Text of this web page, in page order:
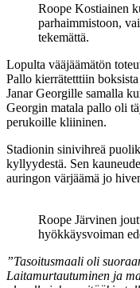
Roope Kostiainen
parhaimmistoon,
tekemättä.
Lopulta vääjäämätön
Pallo kierrätetttiin
Janar Georgille samalla
Georgin matala pallo oli
perukoille kliininen.
Stadionin sinivihreä
kyllyydestä. Sen
auringon värjäämä jo
Roope Järvinen
hyökkäysvoiman
”Tasoitusmaali oli
Laitamurtautuminen ja